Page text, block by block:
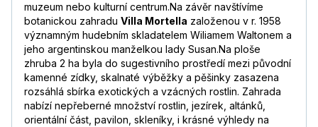
muzeum nebo kulturní centrum.Na závěr navštívíme
botanickou zahradu Villa Mortella založenou v r. 1958
významným hudebním skladatelem Wiliamem Waltonem a
jeho argentinskou manželkou lady Susan.Na ploše
zhruba 2 ha byla do sugestivního prostředí mezi původní
kamenné zídky, skalnaté výběžky a pěšinky zasazena
rozsáhlá sbírka exotických a vzácných rostlin. Zahrada
nabízí nepřeberné množství rostlin, jezírek, altánků,
orientální část, pavilon, skleníky, i krásné výhledy na